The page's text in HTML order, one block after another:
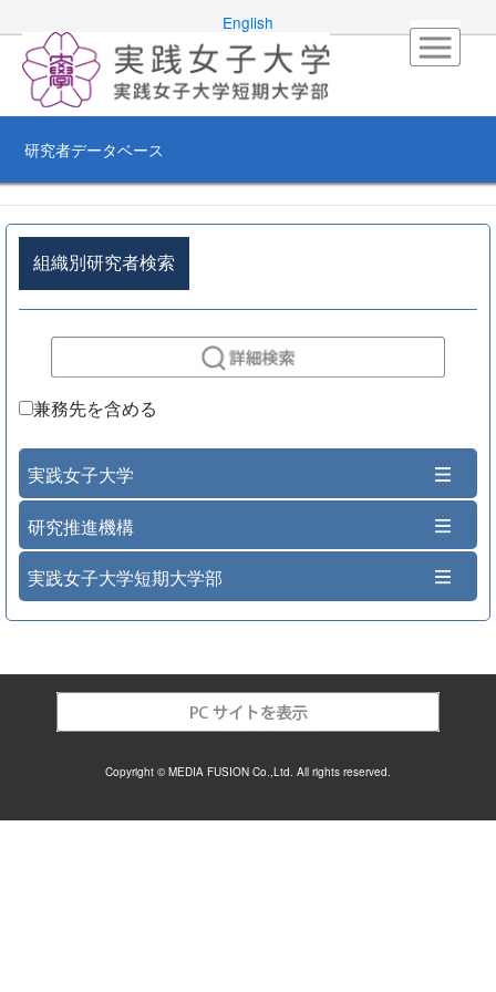
English
研究者データベース
組織別研究者検索
兼務先を含める
実践女子大学
研究推進機構
実践女子大学短期大学部
Copyright © MEDIA FUSION Co.,Ltd. All rights reserved.